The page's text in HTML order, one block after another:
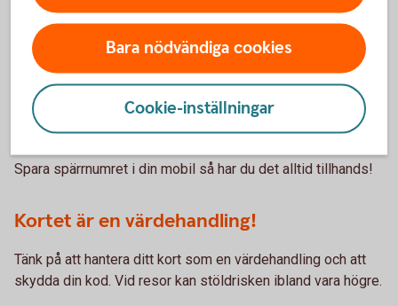
Tips!
Spara spärrnumret!
Spara spärrnumret i din mobil så har du det alltid tillhands!
Kortet är en värdehandling!
Tänk på att hantera ditt kort som en värdehandling och att
skydda din kod. Vid resor kan stöldrisken ibland vara högre.
Bara nödvändiga cookies
Cookie-inställningar